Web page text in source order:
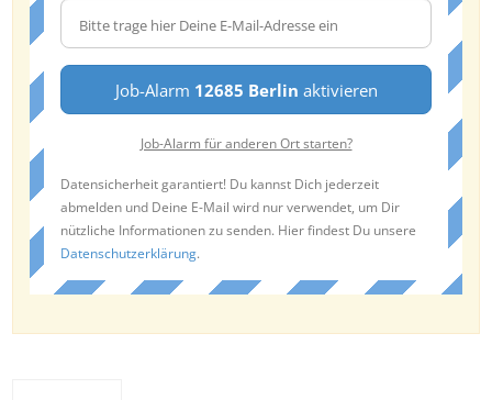
Job-Alarm 12685 Berlin aktivieren
Job-Alarm für anderen Ort starten?
Datensicherheit garantiert! Du kannst Dich jederzeit
abmelden und Deine E-Mail wird nur verwendet, um Dir
nützliche Informationen zu senden. Hier findest Du unsere
Datenschutzerklärung.